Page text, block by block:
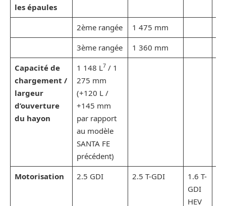
les épaules
2ème rangée
1 475 mm
3ème rangée
1 360 mm
Capacité de
chargement /
largeur
d’ouverture
du hayon
1 148 L7/ 1
275 mm
​(+120 L /
+145 mm
par rapport
au modèle
SANTA FE
précédent)
Motorisation
2.5 GDI 2.5 T-GDI
1.6 T-
GDI
HEV